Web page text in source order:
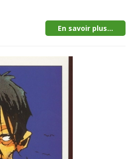
En savoir plus...